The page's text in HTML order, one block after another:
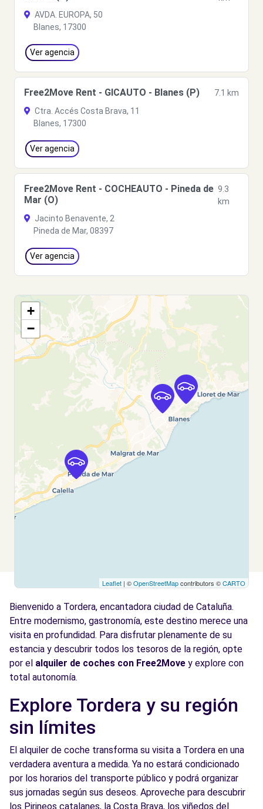
AVDA. EUROPA, 50
Blanes, 17300
Ver agencia
Free2Move Rent - GICAUTO - Blanes (P)
7.1 km
Ctra. Accés Costa Brava, 11
Blanes, 17300
Ver agencia
Free2Move Rent - COCHEAUTO - Pineda de
Mar (O)
9.3
km
Jacinto Benavente, 2
Pineda de Mar, 08397
Ver agencia
+
−
Leaflet | ©OpenStreetMapcontributors ©CARTO
Bienvenido a Tordera, encantadora ciudad de Cataluña.
Entre modernismo, gastronomía, este destino merece una
visita en profundidad. Para disfrutar plenamente de su
estancia y descubrir todos los tesoros de la región, opte
por el alquiler de coches con Free2Move y explore con
total autonomía.
Explore Tordera y su región
sin límites
El alquiler de coche transforma su visita a Tordera en una
verdadera aventura a medida. Ya no estará condicionado
por los horarios del transporte público y podrá organizar
sus jornadas según sus deseos. Aproveche para descubrir
los Pirineos catalanes, la Costa Brava, los viñedos del